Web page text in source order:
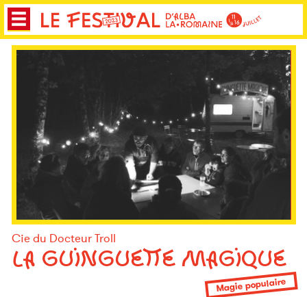
Cie du Docteur Troll
LA GUINGUETTE MAGIQUE
Magie populaire